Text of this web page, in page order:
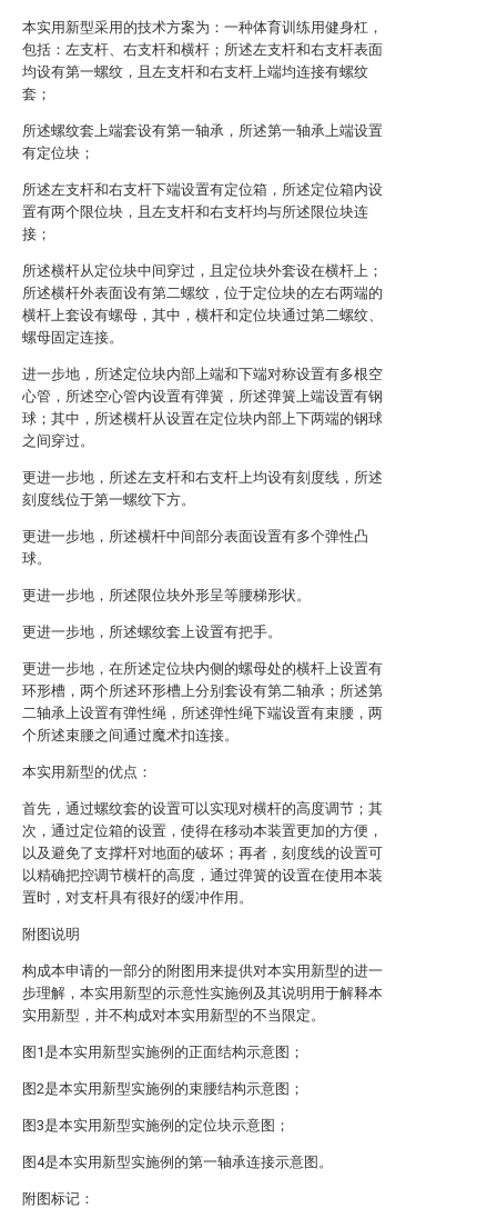
本实用新型采用的技术方案为：一种体育训练用健身杠，
包括：左支杆、右支杆和横杆；所述左支杆和右支杆表面
均设有第一螺纹，且左支杆和右支杆上端均连接有螺纹
套；
所述螺纹套上端套设有第一轴承，所述第一轴承上端设置
有定位块；
所述左支杆和右支杆下端设置有定位箱，所述定位箱内设
置有两个限位块，且左支杆和右支杆均与所述限位块连
接；
所述横杆从定位块中间穿过，且定位块外套设在横杆上；
所述横杆外表面设有第二螺纹，位于定位块的左右两端的
横杆上套设有螺母，其中，横杆和定位块通过第二螺纹、
螺母固定连接。
进一步地，所述定位块内部上端和下端对称设置有多根空
心管，所述空心管内设置有弹簧，所述弹簧上端设置有钢
球；其中，所述横杆从设置在定位块内部上下两端的钢球
之间穿过。
更进一步地，所述左支杆和右支杆上均设有刻度线，所述
刻度线位于第一螺纹下方。
更进一步地，所述横杆中间部分表面设置有多个弹性凸
球。
更进一步地，所述限位块外形呈等腰梯形状。
更进一步地，所述螺纹套上设置有把手。
更进一步地，在所述定位块内侧的螺母处的横杆上设置有
环形槽，两个所述环形槽上分别套设有第二轴承；所述第
二轴承上设置有弹性绳，所述弹性绳下端设置有束腰，两
个所述束腰之间通过魔术扣连接。
本实用新型的优点：
首先，通过螺纹套的设置可以实现对横杆的高度调节；其
次，通过定位箱的设置，使得在移动本装置更加的方便，
以及避免了支撑杆对地面的破坏；再者，刻度线的设置可
以精确把控调节横杆的高度，通过弹簧的设置在使用本装
置时，对支杆具有很好的缓冲作用。
附图说明
构成本申请的一部分的附图用来提供对本实用新型的进一
步理解，本实用新型的示意性实施例及其说明用于解释本
实用新型，并不构成对本实用新型的不当限定。
图1是本实用新型实施例的正面结构示意图；
图2是本实用新型实施例的束腰结构示意图；
图3是本实用新型实施例的定位块示意图；
图4是本实用新型实施例的第一轴承连接示意图。
附图标记：